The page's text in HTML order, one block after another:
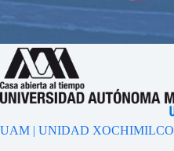
UAM | UNIDAD XOCHIMILCO